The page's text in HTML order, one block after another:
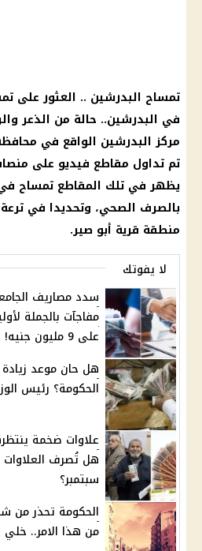
تمساح البدرشين .. العثور على
في البدرشين.. حالة من الذعر
مركز البدرشين الواقع في
تم تداول مقاطع فيديو على
يظهر في تلك المقاطع تمساح
بالصرف الصحي، وتحديدا في
منطقة قرية أبو صير.
لا يفوتك
سدد مصاريف
مفاجآت بالجملة
على 9 مليون جنيه!
هل حان موعد
الحكومة؟ رئيس
علاوات ضخمة
هل تُصرف
سبتمبر؟
الحكومة تحذر من
من هذا الامر..